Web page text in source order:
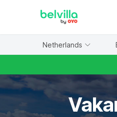
Netherlands